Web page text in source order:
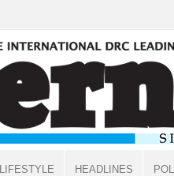
LIFESTYLE HEADLINES